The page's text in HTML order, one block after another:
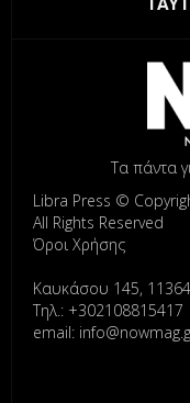
Τα πάντα
Libra Press ©
All Rights Reserved
Όροι Χρήσης
Καυκάσου 145,
Τηλ.: +302108815417
email: